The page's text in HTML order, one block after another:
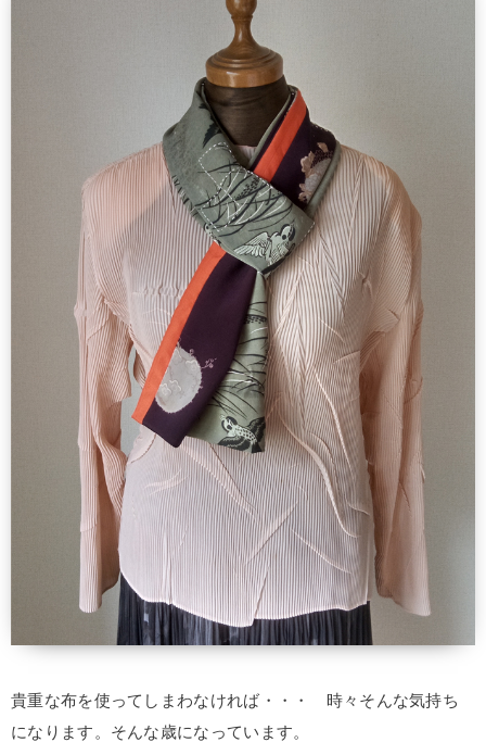
貴重な布を使ってしまわなければ・・・ 時々そんな気持ち
になります。そんな歳になっています。